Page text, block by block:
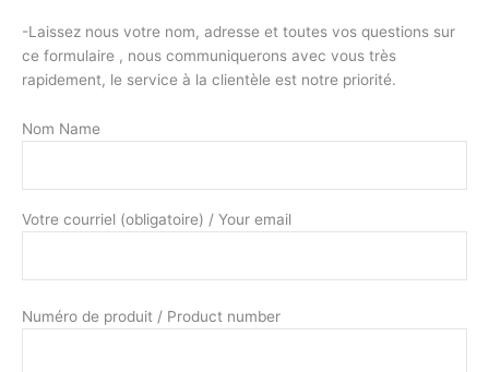
-Laissez nous votre nom, adresse et toutes vos questions sur
ce formulaire , nous communiquerons avec vous très
rapidement, le service à la clientèle est notre priorité.
Nom Name
Votre courriel (obligatoire) / Your email
Numéro de produit / Product number